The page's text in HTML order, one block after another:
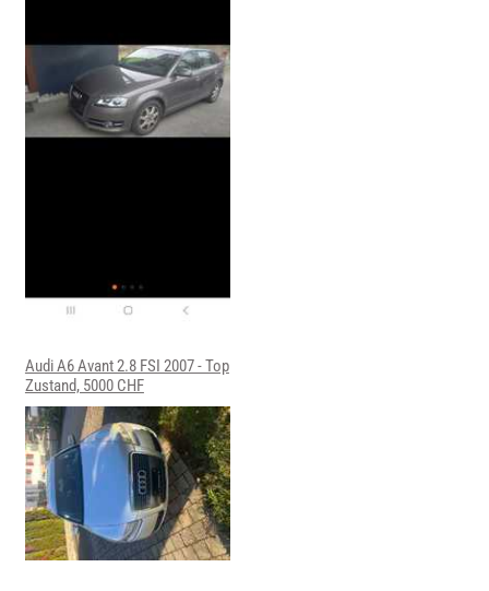
Audi A6 Avant 2.8 FSI 2007 - Top
Zustand, 5000 CHF